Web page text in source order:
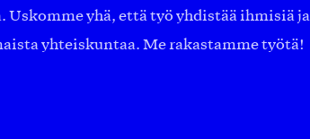
Uskomme yhä, että työ yhdistää ihmisiä ja
yhteiskuntaa. Me rakastamme työtä!